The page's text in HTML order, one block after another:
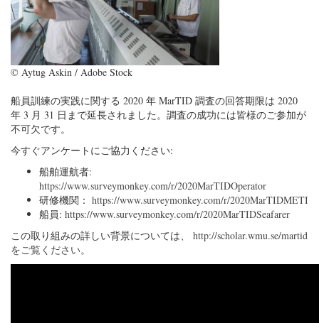
© Aytug Askin / Adobe Stock
船員訓練の実践に関する 2020 年 MarTID 調査の回答期限は 2020
年 3 月 31 日まで延長されました。調査の成功には皆様のご参加が
不可欠です。
今すぐアンケートにご協力ください:
船舶運航者:
https://www.surveymonkey.com/r/2020MarTIDOperator
研修機関： https://www.surveymonkey.com/r/2020MarTIDMETI
船員: https://www.surveymonkey.com/r/2020MarTIDSeafarer
この取り組みの詳しい背景については、 http://scholar.wmu.se/martid
をご覧ください。